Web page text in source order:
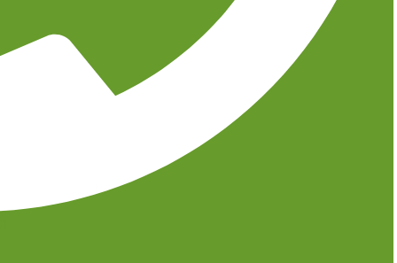
Steigende Energiepreise und neue gesetzliche
Anforderungen führen dazu, dass viele Hausbesitzer
nach Alternativen zur reinen Gas- oder Ölheizung
Steigende Energiepreise und neue gesetzliche Anforderungen
führen dazu, dass viele Hausbesitzer nach Alternativen zur
reinen Gas- oder Ölheizung suchen. Eine besonders
praxisnahe Lösung ist die Hybridheizung. Sie kombiniert
erneuerbare Energien – z. B. eine Wärmepumpe oder